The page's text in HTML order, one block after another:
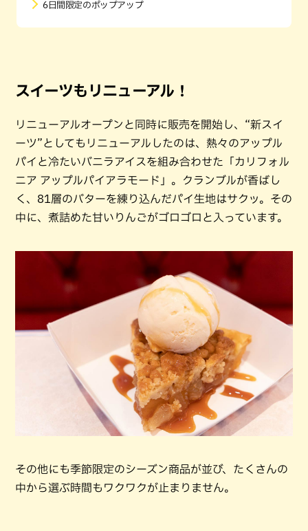
6日間限定のポップアップ
スイーツもリニューアル！
リニューアルオープンと同時に販売を開始し、“新スイ
ーツ”としてもリニューアルしたのは、熱々のアップル
パイと冷たいバニラアイスを組み合わせた「カリフォル
ニア アップルパイアラモード」。クランブルが香ばし
く、81層のバターを練り込んだパイ生地はサクッ。その
中に、煮詰めた甘いりんごがゴロゴロと入っています。
その他にも季節限定のシーズン商品が並び、たくさんの
中から選ぶ時間もワクワクが止まりません。